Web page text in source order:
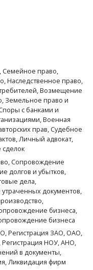
Семейное право,
Наследственное право,
Возмещение
Земельное право и
с банками и
Военная
прав, Судебное
Личный адвокат,
Сопровождение
долгов и убытков,
дела,
документов,
бизнеса,
бизнеса
Регистрация ЗАО, ОАО,
Регистрация НОУ, АНО,
в документы,
Ликвидация фирм